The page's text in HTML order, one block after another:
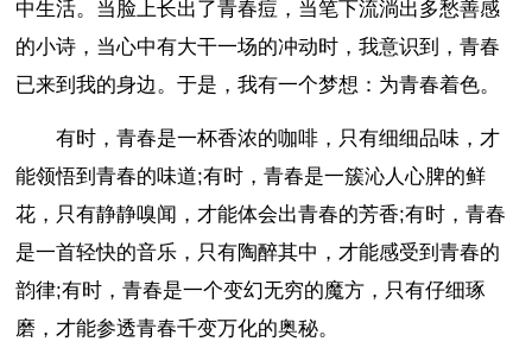
中生活。当脸上长出了青春痘，当笔下流淌出多愁善感
的小诗，当心中有大干一场的冲动时，我意识到，青春
已来到我的身边。于是，我有一个梦想：为青春着色。
有时，青春是一杯香浓的咖啡，只有细细品味，才
能领悟到青春的味道;有时，青春是一簇沁人心脾的鲜
花，只有静静嗅闻，才能体会出青春的芳香;有时，青春
是一首轻快的音乐，只有陶醉其中，才能感受到青春的
韵律;有时，青春是一个变幻无穷的魔方，只有仔细琢
磨，才能参透青春千变万化的奥秘。